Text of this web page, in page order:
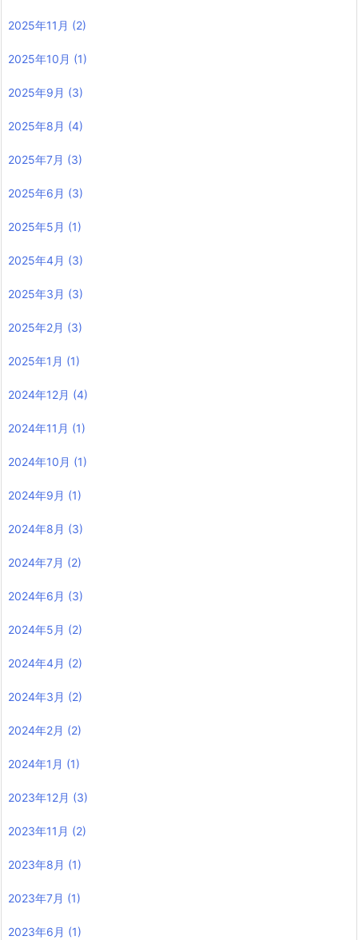
2025年11月 (2)
2025年10月 (1)
2025年9月 (3)
2025年8月 (4)
2025年7月 (3)
2025年6月 (3)
2025年5月 (1)
2025年4月 (3)
2025年3月 (3)
2025年2月 (3)
2025年1月 (1)
2024年12月 (4)
2024年11月 (1)
2024年10月 (1)
2024年9月 (1)
2024年8月 (3)
2024年7月 (2)
2024年6月 (3)
2024年5月 (2)
2024年4月 (2)
2024年3月 (2)
2024年2月 (2)
2024年1月 (1)
2023年12月 (3)
2023年11月 (2)
2023年8月 (1)
2023年7月 (1)
2023年6月 (1)